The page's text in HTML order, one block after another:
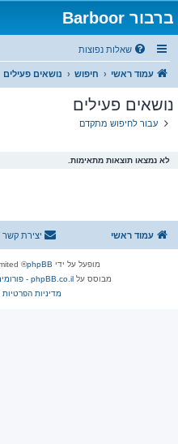
ברבור Barboor
שאלות נפוצות
עמוד ראשי חיפוש נושאים פעילים
נושאים פעילים
עבור לחיפוש מתקדם
לא נמצאו תוצאות מתאימות.
עמוד ראשי יצירת קשר
מופעל על ידי phpBB
® Forum Software © phpBB Limited
מבוסס על phpBB.co.il - פורומים בעברית
מדיניות הפרטיות